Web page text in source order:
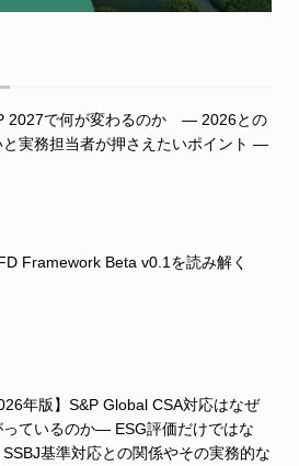
2027で何が変わるのか ― 2026との
と実務担当者が押さえたいポイント ―
Framework Beta v0.1を読み解く
年版】S&P Global CSA対応はなぜ
っているのか― ESG評価だけではな
SSBJ基準対応との関係やその実務的な